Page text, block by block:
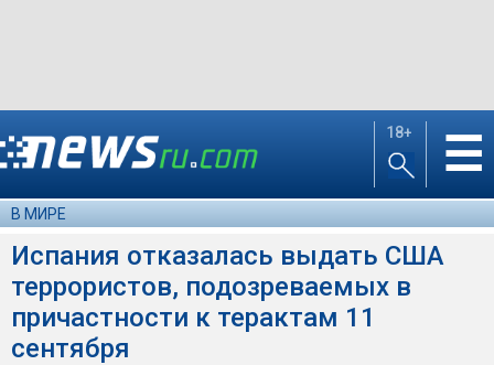
18+ ☰
В МИРЕ
Испания отказалась выдать США
террористов, подозреваемых в
причастности к терактам 11
сентября